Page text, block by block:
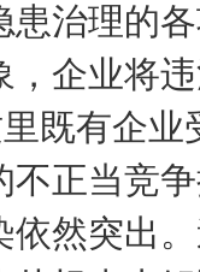
患治理的
，企业将
里既有企
不正当竞
依然突出